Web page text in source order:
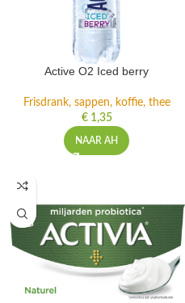
Active O2 Iced berry
Frisdrank, sappen, koffie, thee
€1,35
NAAR AH